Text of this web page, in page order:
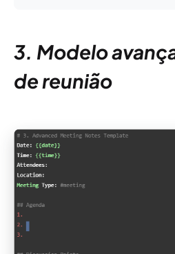
3. Modelo
de reunião